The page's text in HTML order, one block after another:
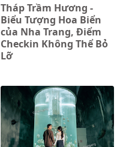
Tháp Trầm Hương -
Biểu Tượng Hoa Biển
của Nha Trang, Điểm
Checkin Không Thể Bỏ
Lỡ